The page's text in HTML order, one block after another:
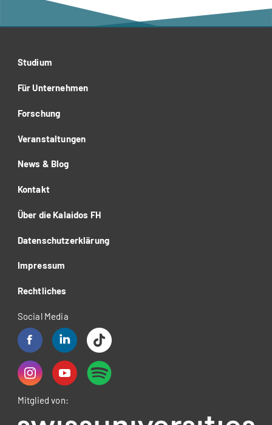
Studium
Für Unternehmen
Forschung
Veranstaltungen
News & Blog
Kontakt
Über die Kalaidos FH
Datenschutzerklärung
Impressum
Rechtliches
Social Media
Mitglied von: